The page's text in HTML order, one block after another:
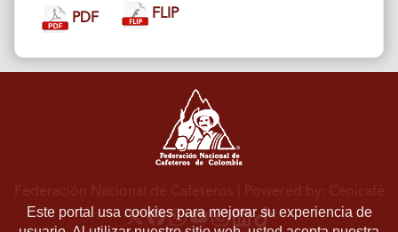
PDF FLIP
Este portal usa cookies para mejorar su experiencia de
Federación Nacional de Cafeteros | Powered by: Cenicafé